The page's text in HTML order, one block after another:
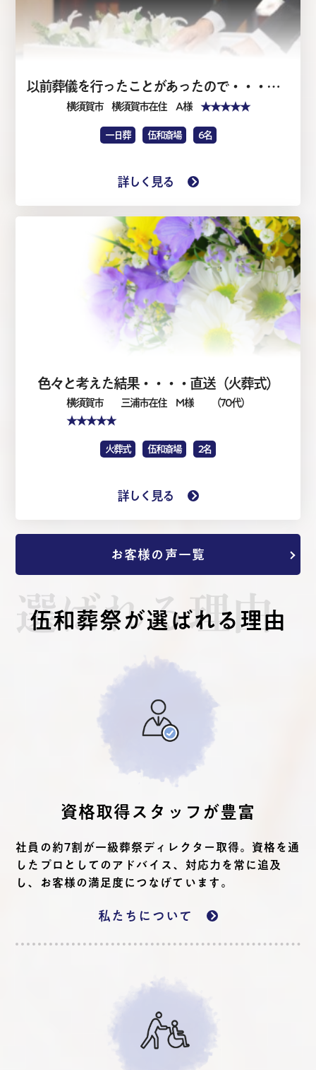
以前葬儀を行ったことがあったので・・・・家族葬1日（仏式）
横須賀市 横須賀市在住 A 様 ★★★★★
一日葬 伍和斎場 6名
詳しく見る
色々と考えた結果・・・・直送（火葬式）
横須賀市 三浦市在住 M 様 （70代）
★★★★★
火葬式 伍和斎場 2名
詳しく見る
お客様の声一覧
伍和葬祭が選ばれる理由
選ばれる理由
資格取得スタッフが豊富
社員の約7割が一級葬祭ディレクター取得。資格を通
したプロとしてのアドバイス、対応力を常に追及
し、お客様の満足度につなげています。
私たちについて